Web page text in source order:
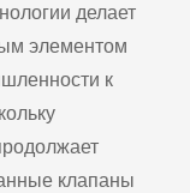
делает
элементом
к
клапаны